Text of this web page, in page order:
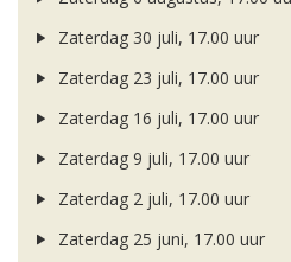
Zaterdag 30 juli, 17.00 uur
Zaterdag 23 juli, 17.00 uur
Zaterdag 16 juli, 17.00 uur
Zaterdag 9 juli, 17.00 uur
Zaterdag 2 juli, 17.00 uur
Zaterdag 25 juni, 17.00 uur